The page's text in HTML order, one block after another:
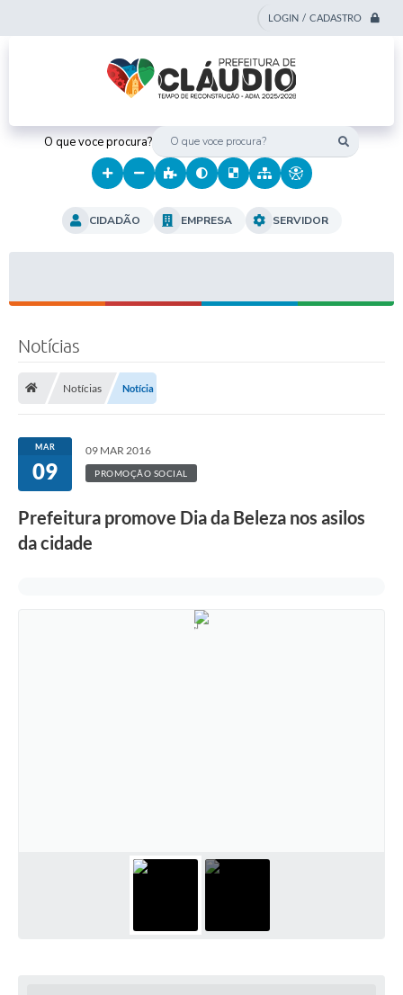
LOGIN / CADASTRO
O que voce procura?
CIDADÃO EMPRESA SERVIDOR
Notícias
Notícias Notícia
MAR
09
09 MAR 2016
PROMOÇÃO SOCIAL
Prefeitura promove Dia da Beleza nos asilos
da cidade